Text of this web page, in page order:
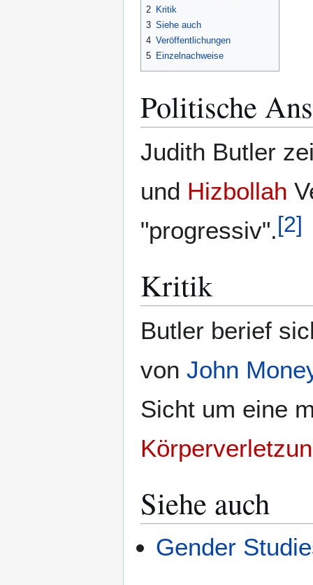
2 Kritik
3 Siehe auch
4 Veröffentlichungen
5 Einzelnachweise
Politische
Judith Butler
und Hizbollah
"progressiv".[2]
Kritik
Butler berief
von John
Sicht um eine
Siehe auch
Gender